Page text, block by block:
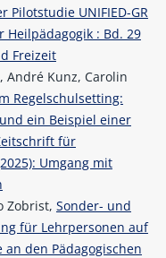
Pilotstudie UNIFIED-GR
: Bd. 29
Freizeit
André Kunz, Carolin
Regelschulsetting:
ein Beispiel einer
für
Umgang mit
Zobrist, Sonder- und
für Lehrpersonen auf
den Pädagogischen